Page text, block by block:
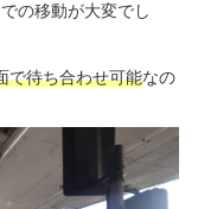
の移動が大変でし
で待ち合わせ可能なの